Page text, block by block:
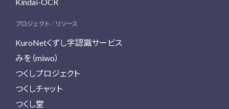
プロジェクト／リソース
KuroNetくずし字認識サービス
みを（miwo）
つくしプロジェクト
つくしチャット
つくし堂